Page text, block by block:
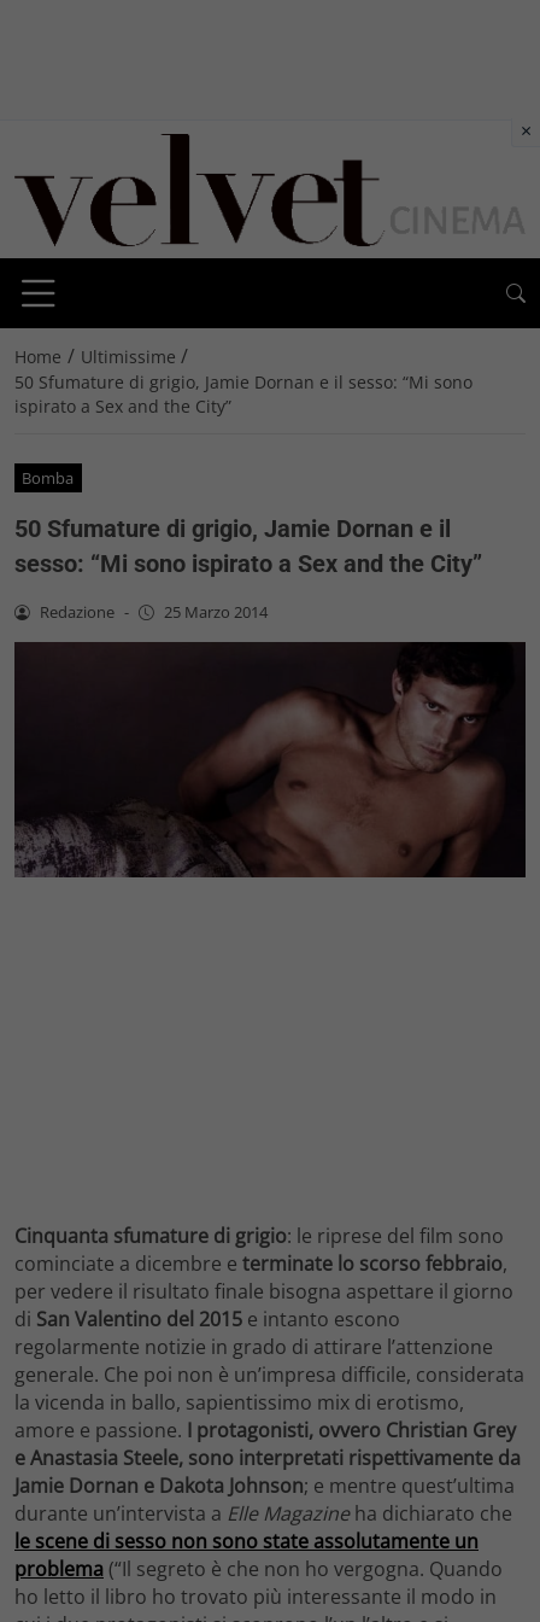
Home / Ultimissime /
50 Sfumature di grigio, Jamie Dornan e il sesso: “Mi sono
ispirato a Sex and the City”
Bomba
50 Sfumature di grigio, Jamie Dornan e il
sesso: “Mi sono ispirato a Sex and the City”
Redazione - 25 Marzo 2014
Cinquanta sfumature di grigio: le riprese del film sono
cominciate a dicembre e terminate lo scorso febbraio,
per vedere il risultato finale bisogna aspettare il giorno
di San Valentino del 2015 e intanto escono
regolarmente notizie in grado di attirare l’attenzione
generale. Che poi non è un’impresa difficile, considerata
la vicenda in ballo, sapientissimo mix di erotismo,
amore e passione. I protagonisti, ovvero Christian Grey
e Anastasia Steele, sono interpretati rispettivamente da
Jamie Dornan e Dakota Johnson; e mentre quest’ultima
durante un’intervista a Elle Magazineha dichiarato che
le scene di sesso non sono state assolutamente un
problema(“Il segreto è che non ho vergogna. Quando
ho letto il libro ho trovato più interessante il modo in
×